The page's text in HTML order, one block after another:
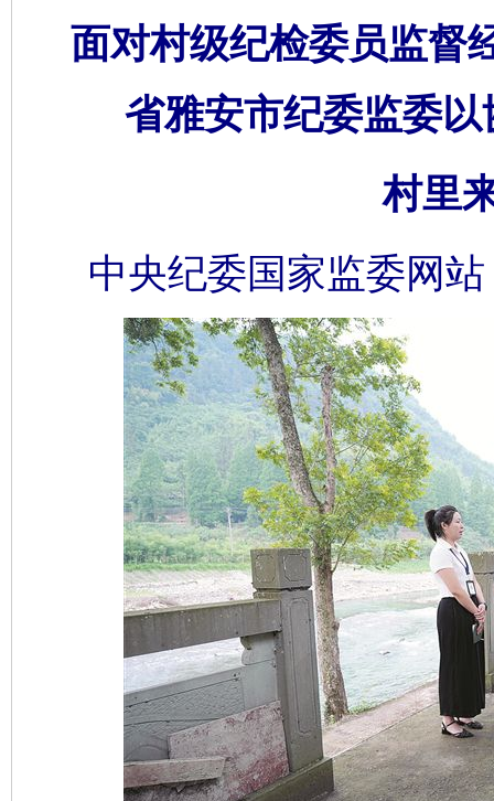
面对村级纪检委员监督
省雅安市纪委监委
村里
中央纪委国家监委网